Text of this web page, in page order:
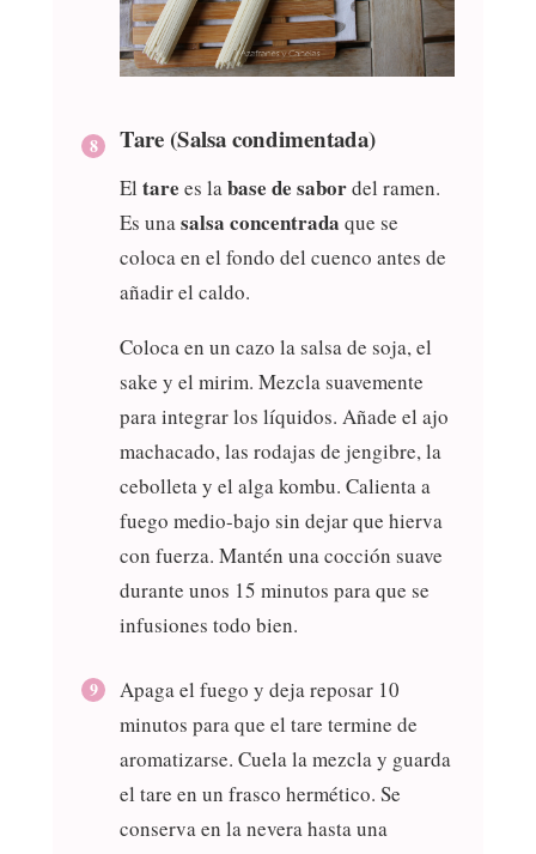
Tare (Salsa condimentada)
El tare es labase de sabordel ramen.
Es unasalsa concentrada que se
coloca en el fondo del cuenco antes de
añadir el caldo.
Coloca en un cazo la salsa de soja, el
sake y el mirim. Mezcla suavemente
para integrar los líquidos. Añade el ajo
machacado, las rodajas de jengibre, la
cebolleta y el alga kombu. Calienta a
fuego medio-bajo sin dejar que hierva
con fuerza. Mantén una cocción suave
durante unos 15 minutos para que se
infusiones todo bien.
Apaga el fuego y deja reposar 10
minutos para que el tare termine de
aromatizarse. Cuela la mezcla y guarda
el tare en un frasco hermético. Se
conserva en la nevera hasta una